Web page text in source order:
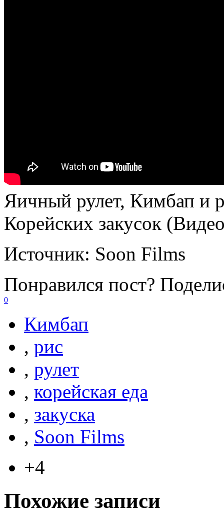
Яичный рулет, Кимбап и
Корейских закусок
Источник: Soon Films
Понравился пост?
0
Кимбап
, рис
, рулет
, корейская еда
, закуска
, Soon Films
+4
Похожие записи